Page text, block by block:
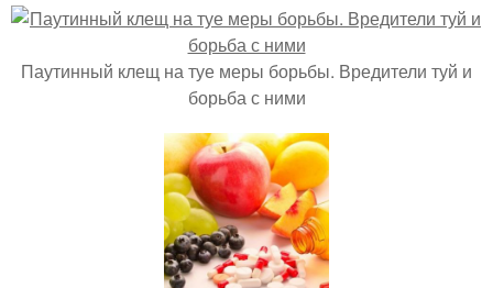
Паутинный клещ на туе меры борьбы. Вредители туй и
борьба с ними